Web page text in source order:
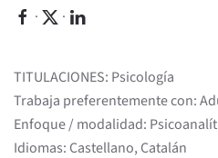
· ·
TITULACIONES: Psicología
Trabaja preferentemente con:
Enfoque / modalidad:
Idiomas: Castellano, Catalán